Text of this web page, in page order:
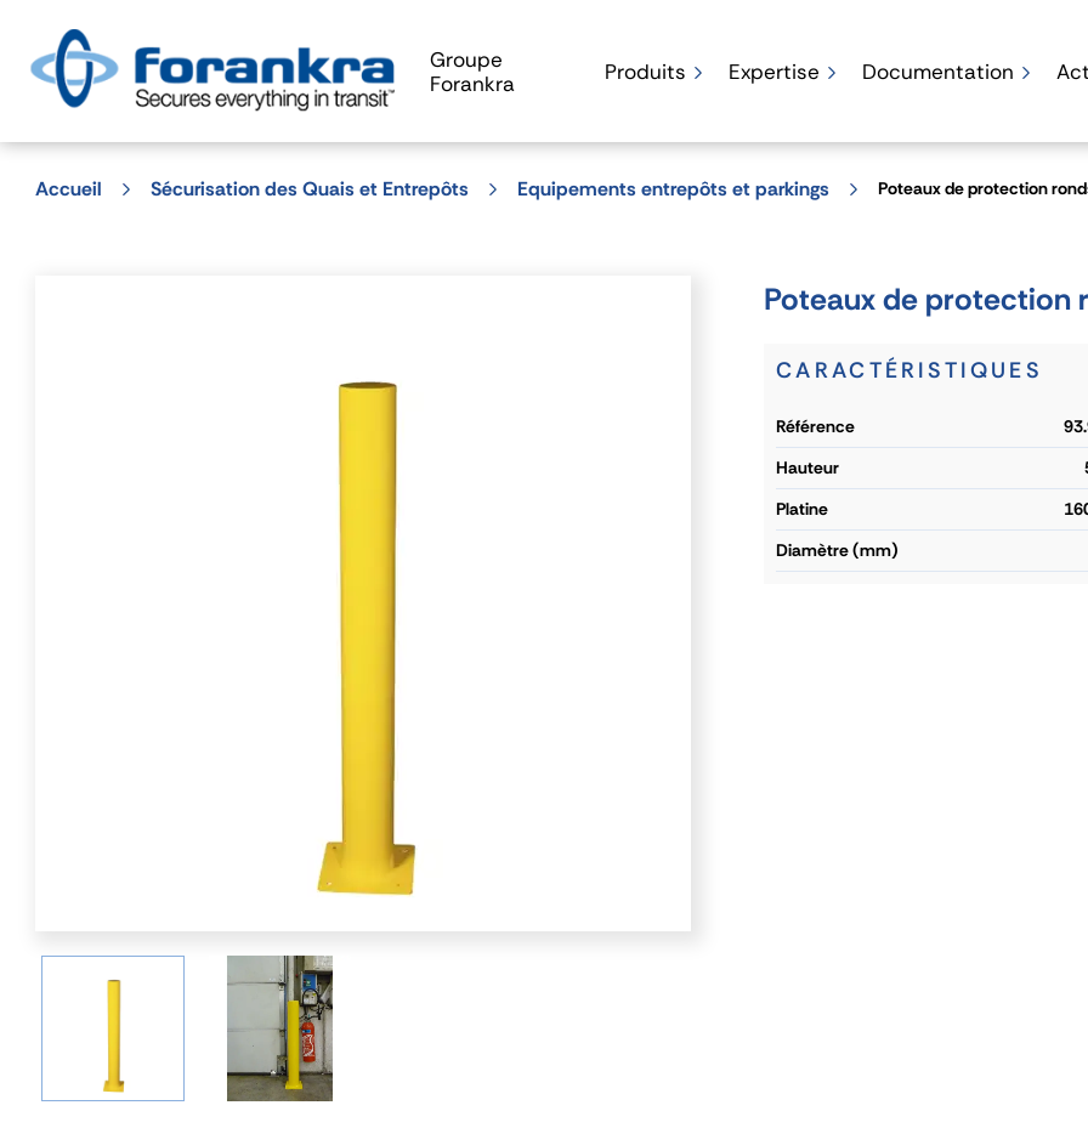
Groupe
Forankra
Produits Expertise Documentation
Accueil Sécurisation des Quais et Entrepôts Equipements entrepôts et parkings Poteaux de protection
Poteaux de protection
CARACTÉRISTIQUES
référence
hauteur
platine
diamètre (mm)